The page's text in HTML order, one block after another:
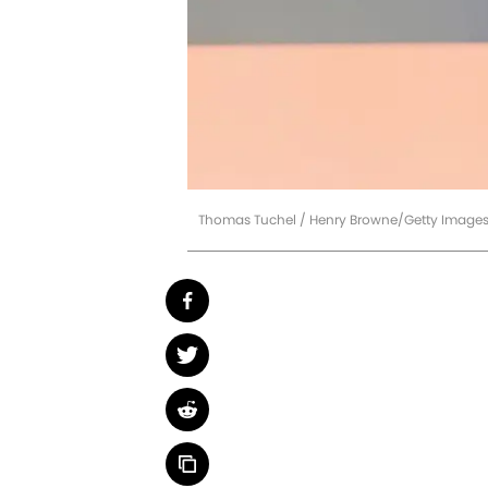
Thomas Tuchel / Henry Browne/Getty Images